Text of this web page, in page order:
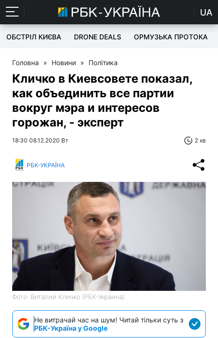
UA
ОБСТРІЛ КИЄВА DRONE DEALS ОРМУЗЬКА ПРОТОКА
Головна » Новини » Політика
Кличко в Киевсовете показал,
как объединить все партии
вокруг мэра и интересов
горожан, - эксперт
18:30 08.12.2020 Вт 2 хв
РБК-УКРАЇНА
Фото: Виталий Кличко (РБК-Украина)
Не витрачай час на шум! Читай тільки суть з
РБК-Україна у Google